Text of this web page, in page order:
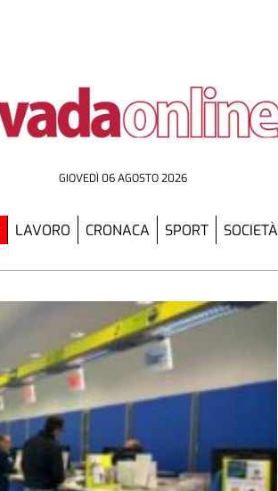
GIOVEDÌ 06 AGOSTO 2026
LAVORO CRONACA SPORT SOCIETÀ